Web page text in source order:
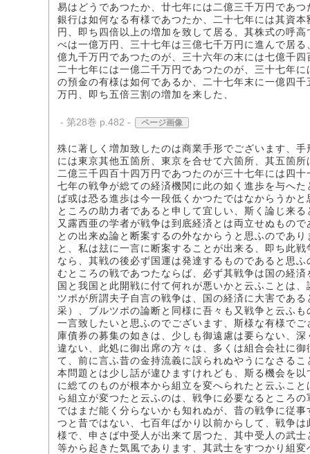
易はどうであつたか、廿七年には二億三千万円であ
銀行は如何なる有様であつたか、二十七年には其資
円、即ち四倍以上の増加を致して居る、其株式の呼
べは一億万円、三十七年は三億七千万円に進んで居
億九千万円であつたのが、三十六年の末には七億千
二十七年には一億二千万円であつたのが、三十七年
の預金の有様は如何であるか、二十七年末に一億四
万円、即ち五倍三割の増加を来した、
- 第28巻 p.482 - ページ画像
殊に著しく増加致したのは商業手形でございます、
には東京其他五箇所、東京を合せて六箇所、其五箇
二億三千四百十四万円であつたのが三十七年には四
七年の戦争が総ての経済機関に此の如く進歩を与へ
ば或は恐る進歩は今一段低くかつたではなからうか
ところの助力者であると申して宜しい、斯く論じ来
又露西亜の学者が戦争は到底経済とは両立せぬもの
との出来ぬ論と断案するの外なからうと思ふのであ
と、私は玆に一言に断案することが出来る、即ち此
なら、其戦の後必ず国運は発達するものであると思
むところの戦であつたならば、必ず其戦争は国の経
国と我国と此開戦に付て何れが悪いかと云ふことは
ツポが所謂夫子自言の戦争は、国の経済に大害であ
采）、ブルツポの論断と同様に吾々も又戦争と云ふ
一言致したいと思ふのでございます、斯様な有様で
庫債券の募集の如きは、少しも御遠慮は要らない、
違ない、此処に御出席の方々は、多くは組合会社に
て、前に言ふ昔の金持流義に誤られぬやうになさる
本問題とは少し話が違ひますけれども、斯る機会を
に総てのものが根本から組立を変へられたと云ふこ
ら組立が変つたと云ふのは、戦争に必要なるところ
ではまだ能く分らないかも知れぬが、昔の戦争に従
つと昔ではない、七百年ばかり以前からして、戦争
様で、申さば中受人が出来て居つた、其中受人の武
等から起きた気風であります、其武士をすつかり組